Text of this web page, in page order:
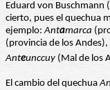
Eduard von
cierto, pues el quechua
ejemplo:Antamarca
(provincia de los Andes),
Anteunccuy (Mal de los
El cambio del quechuaAn